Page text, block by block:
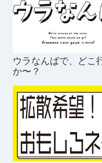
ウラなんばで、どこ
か〜？